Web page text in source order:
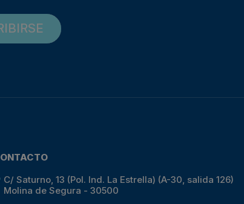
C/ Saturno, 13 (Pol. Ind. La Estrella) (A-30, salida 126)
Molina de Segura - 30500